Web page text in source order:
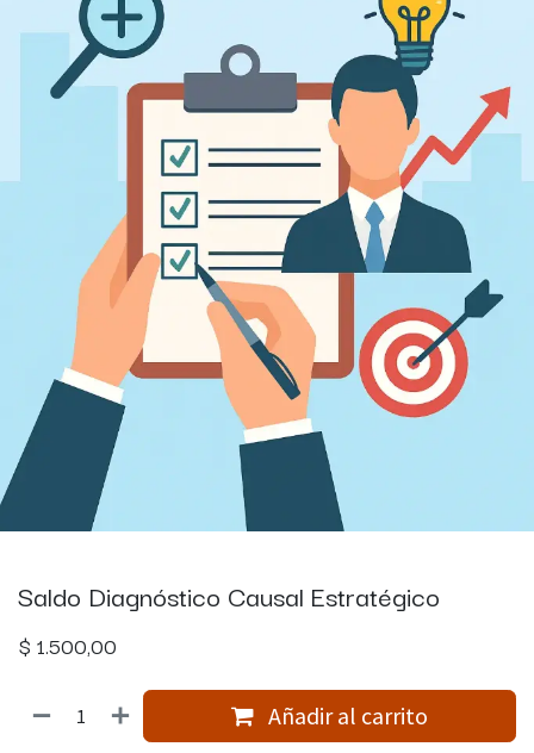
Saldo Diagnóstico Causal Estratégico
$ 1.500,00
Añadir al carrito